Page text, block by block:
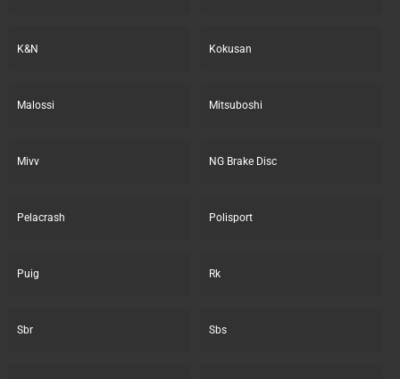
K&N Kokusan
Malossi Mitsuboshi
Mivv NG Brake Disc
Pelacrash Polisport
Puig Rk
Sbr Sbs